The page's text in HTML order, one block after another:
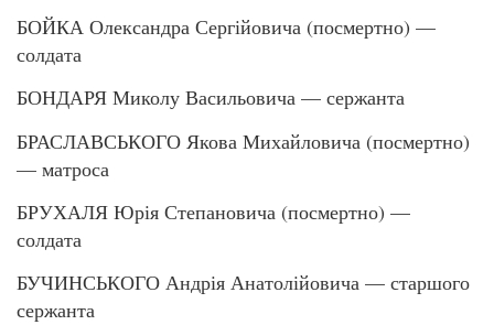
БОЙКА Олександра Сергійовича (посмертно) —
солдата
БОНДАРЯ Миколу Васильовича — сержанта
БРАСЛАВСЬКОГО Якова Михайловича (посмертно)
— матроса
БРУХАЛЯ Юрія Степановича (посмертно) —
солдата
БУЧИНСЬКОГО Андрія Анатолійовича — старшого
сержанта